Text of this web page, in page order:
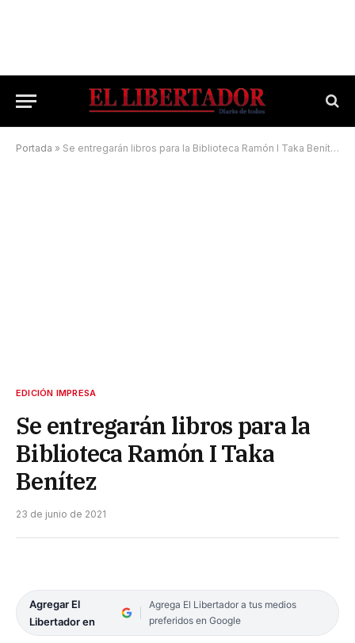
Portada » Se entregarán libros para la Biblioteca Ramón I Taka Benítez
EDICIÓN IMPRESA
Se entregarán libros para la
Biblioteca Ramón I Taka
Benítez
23 de junio de 2021
Agregar El
Libertador en
Agrega El Libertador a tus medios
preferidos en Google